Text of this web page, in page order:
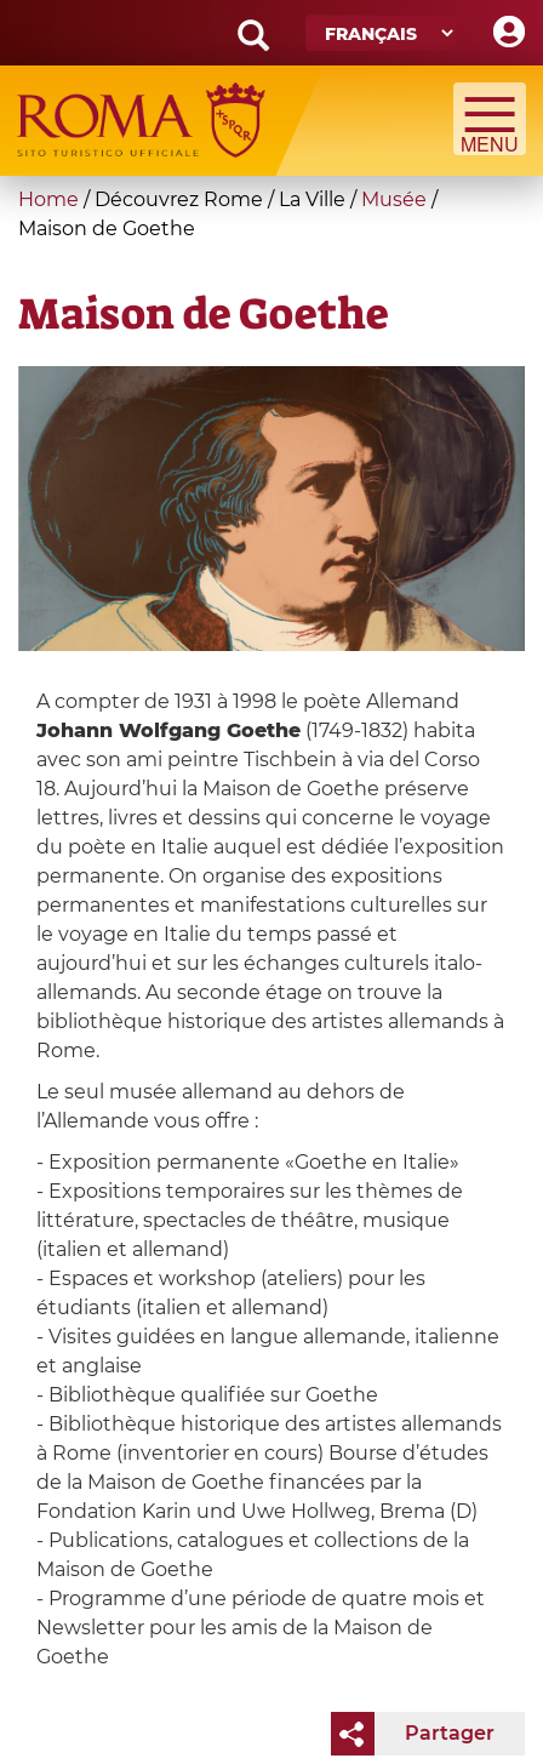
main
content
Search
form
Recherche
You
are
Home / Découvrez Rome / La Ville / Musée /
Maison de Goethe
Maison de Goethe
A compter de 1931 à 1998 le poète Allemand
Johann Wolfgang Goethe(1749-1832) habita
avec son ami peintre Tischbein à via del Corso
18. Aujourd’hui la Maison de Goethe préserve
lettres, livres et dessins qui concerne le voyage
du poète en Italie auquel est dédiée l’exposition
permanente. On organise des expositions
permanentes et manifestations culturelles sur
le voyage en Italie du temps passé et
aujourd’hui et sur les échanges culturels italo-
allemands. Au seconde étage on trouve la
bibliothèque historique des artistes allemands à
Rome.
Le seul musée allemand au dehors de
l’Allemande vous offre :
- Exposition permanente «Goethe en Italie»
- Expositions temporaires sur les thèmes de
littérature, spectacles de théâtre, musique
(italien et allemand)
- Espaces et workshop (ateliers) pour les
étudiants (italien et allemand)
- Visites guidées en langue allemande, italienne
et anglaise
- Bibliothèque qualifiée sur Goethe
- Bibliothèque historique des artistes allemands
à Rome (inventorier en cours) Bourse d’études
de la Maison de Goethe financées par la
Fondation Karin und Uwe Hollweg, Brema (D)
- Publications, catalogues et collections de la
Maison de Goethe
- Programme d’une période de quatre mois et
Newsletter pour les amis de la Maison de
Goethe
Partager